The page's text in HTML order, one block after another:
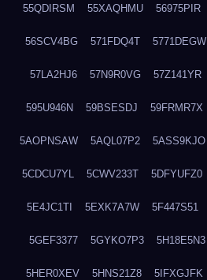
55QDIRSM 55XAQHMU 56975PIR
56SCV4BG 571FDQ4T 5771DEGW
57LA2HJ6 57N9R0VG 57Z141YR
595U946N 59BSESDJ 59FRMR7X
5AOPNSAW 5AQL07P2 5ASS9KJO
5CDCU7YL 5CWV233T 5DFYUFZ0
5E4JC1TI 5EXK7A7W 5F447S51
5GEF3377 5GYKO7P3 5H18E5N3
5HER0XEV 5HNS21Z8 5IFXGJFK